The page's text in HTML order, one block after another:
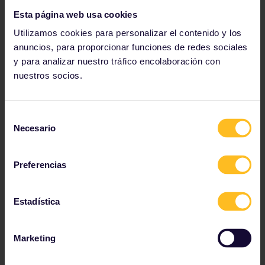
Esta página web usa cookies
Utilizamos cookies para personalizar el contenido y los
anuncios, para proporcionar funciones de redes sociales
y para analizar nuestro tráfico encolaboración con
nuestros socios.
Necesario
Preferencias
Estadística
Marketing
Restaurantes y tiendas
restaurante o una tienda de recuerdos sin pagar de
más. ¡Ve a los lugares que frecuentan los lugareños
Más restaurantes y comercios económicos